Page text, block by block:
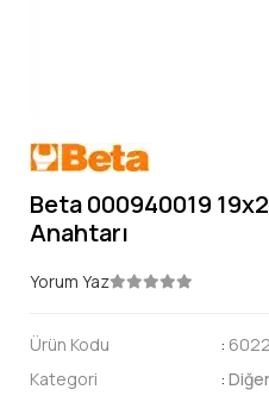
Beta 000940019
Anahtarı
Yorum Yaz
Ürün Kodu :
Kategori
: